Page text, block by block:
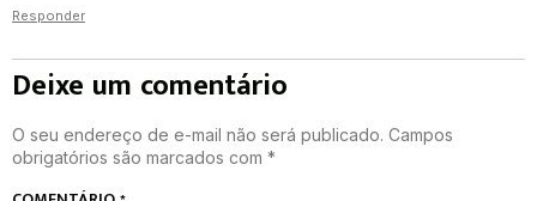
Responder
Deixe um comentário
O seu endereço de e-mail não será publicado. Campos
obrigatórios são marcados com *